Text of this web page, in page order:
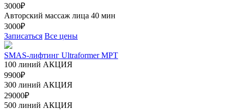
3000₽
Авторский массаж лица 40 мин
3000₽
Записаться Все цены
SMAS-лифтинг Ultraformer MPT
100 линий АКЦИЯ
9900₽
300 линий АКЦИЯ
29000₽
500 линий АКЦИЯ